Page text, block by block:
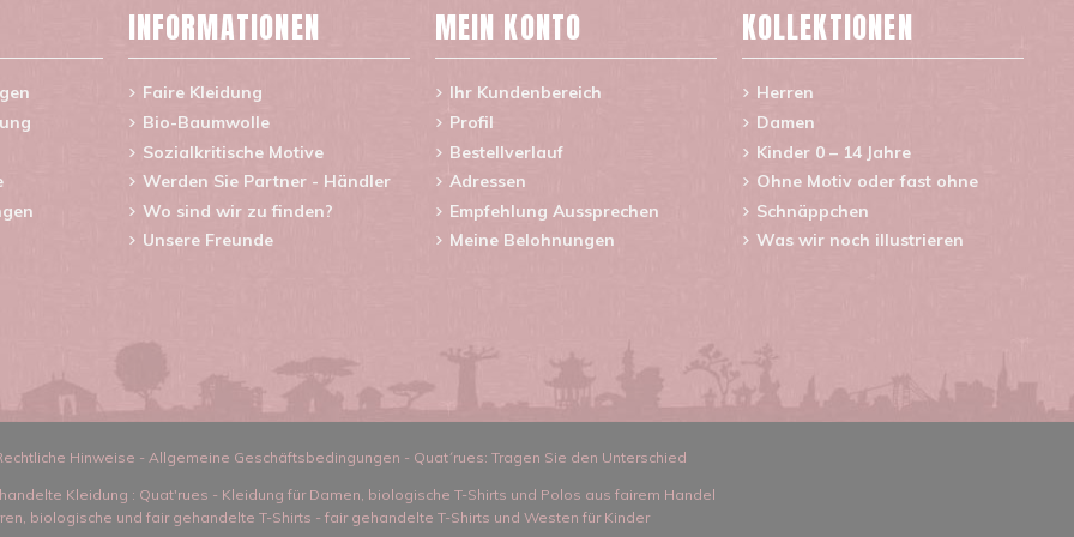
INFORMATIONEN
Faire Kleidung
Bio-Baumwolle
Sozialkritische Motive
Werden Sie Partner - Händler
Wo sind wir zu finden?
Unsere Freunde
MEIN KONTO
Ihr Kundenbereich
Profil
Bestellverlauf
Adressen
Empfehlung Aussprechen
Meine Belohnungen
KOLLEKTIONEN
Herren
Damen
Kinder 0 – 14 Jahre
Ohne Motiv oder fast ohne
Schnäppchen
Was wir noch illustrieren
Hinweise - Allgemeine Geschäftsbedingungen - Quat´rues: Tragen Sie den Unterschied
Kleidung : Quat'rues - Kleidung für Damen biologische T-Shirts und Polos aus fairem Handel
biologische und fair gehandelte T-Shirts - fair gehandelte T-Shirts und Westen für Kinder